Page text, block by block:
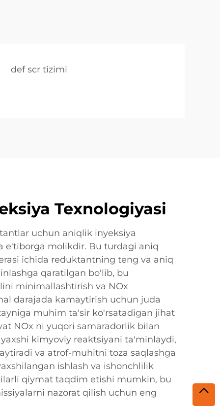
def scr tizimi
Texnologiyasi
uchun aniqlik inyeksiya
e'tiborga molikdir. Bu turdagi aniq
ichida reduktantning teng va aniq
qaratilgan bo'lib, bu
minimallashtirish va NOx
darajada kamaytirish uchun juda
muhim ta'sir ko'rsatadigan jihat
NOx ni yuqori samaradorlik bilan
kimyoviy reaktsiyani ta'minlaydi,
va atrof-muhitni toza saqlashga
ishlash va ishonchlilik
qiymat taqdim etishi mumkin, bu
nazorat qilish uchun eng